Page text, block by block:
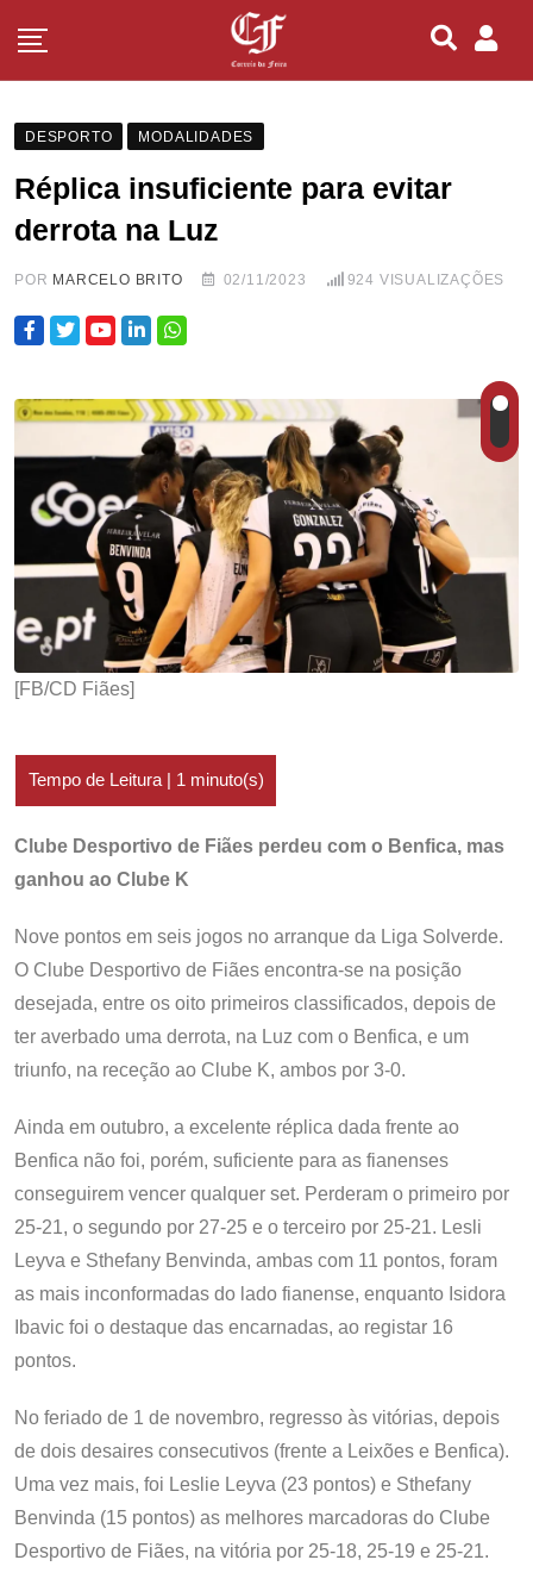
DESPORTO MODALIDADES
Réplica insuficiente para evitar
derrota na Luz
POR MARCELO BRITO 02/11/2023 924 VISUALIZAÇÕES
[FB/CD Fiães]
Clube Desportivo de Fiães perdeu com o Benfica, mas
ganhou ao Clube K
Nove pontos em seis jogos no arranque da Liga Solverde.
O Clube Desportivo de Fiães encontra-se na posição
desejada, entre os oito primeiros classificados, depois de
ter averbado uma derrota, na Luz com o Benfica, e um
triunfo, na receção ao Clube K, ambos por 3-0.
Ainda em outubro, a excelente réplica dada frente ao
Benfica não foi, porém, suficiente para as fianenses
conseguirem vencer qualquer set. Perderam o primeiro por
25-21, o segundo por 27-25 e o terceiro por 25-21. Lesli
Leyva e Sthefany Benvinda, ambas com 11 pontos, foram
as mais inconformadas do lado fianense, enquanto Isidora
Ibavic foi o destaque das encarnadas, ao registar 16
pontos.
No feriado de 1 de novembro, regresso às vitórias, depois
de dois desaires consecutivos (frente a Leixões e Benfica).
Uma vez mais, foi Leslie Leyva (23 pontos) e Sthefany
Benvinda (15 pontos) as melhores marcadoras do Clube
Desportivo de Fiães, na vitória por 25-18, 25-19 e 25-21.